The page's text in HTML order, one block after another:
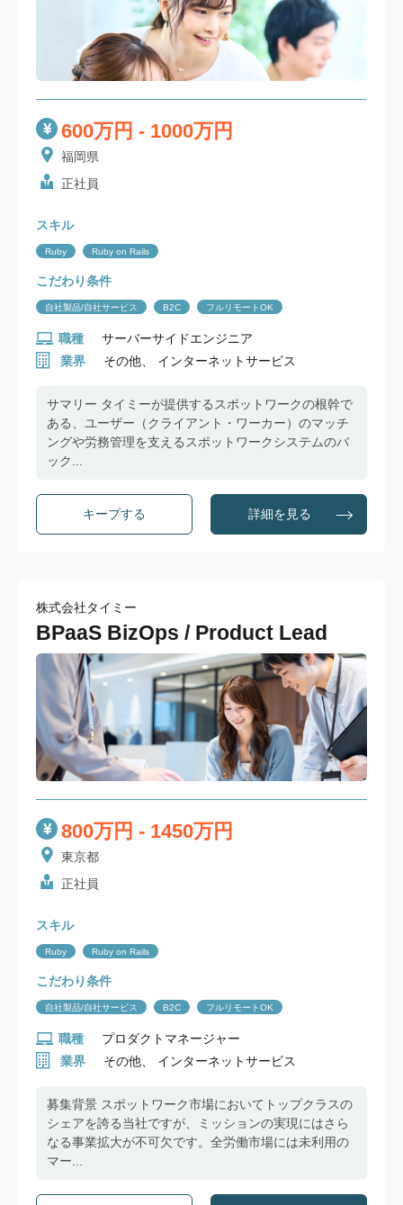
600万円 - 1000万円
福岡県
正社員
スキル
Ruby Ruby on Rails
こだわり条件
自社製品/自社サービス B2C フルリモートOK
職種
サーバーサイドエンジニア
業界
その他、 インターネットサービス
サマリー タイミーが提供するスポットワークの根幹で
ある、ユーザー（クライアント・ワーカー）のマッチ
ングや労務管理を支えるスポットワークシステムのバ
ック...
詳細を見る
株式会社タイミー
BPaaS BizOps / Product Lead
800万円 - 1450万円
東京都
正社員
スキル
Ruby Ruby on Rails
こだわり条件
自社製品/自社サービス B2C フルリモートOK
職種
プロダクトマネージャー
業界
その他、 インターネットサービス
募集背景 スポットワーク市場においてトップクラスの
シェアを誇る当社ですが、ミッションの実現にはさら
なる事業拡大が不可欠です。全労働市場には未利用の
マー...